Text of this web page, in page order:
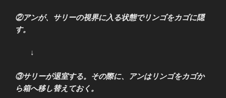
②アンが、サリーの視界に入る状態でリンゴをカゴに隠
す。
↓
③サリーが退室する。その際に、アンはリンゴをカゴか
ら箱へ移し替えておく。